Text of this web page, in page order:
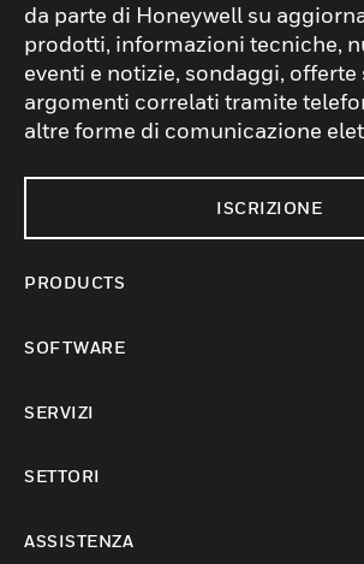
da parte di Honeywell su
prodotti, informazioni tecniche,
eventi e notizie, sondaggi, offerte
argomenti correlati tramite
altre forme di comunicazione
ISCRIZIONE
PRODUCTS
SOFTWARE
SERVIZI
SETTORI
ASSISTENZA